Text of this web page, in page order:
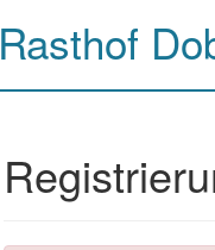
Rasthof